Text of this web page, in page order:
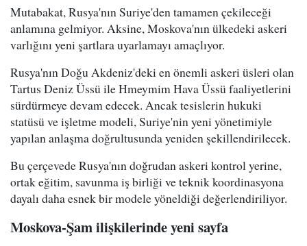
Mutabakat, Rusya'nın Suriye'den tamamen çekileceği
anlamına gelmiyor. Aksine, Moskova'nın ülkedeki askeri
varlığını yeni şartlara uyarlamayı amaçlıyor.
Rusya'nın Doğu Akdeniz'deki en önemli askeri üsleri olan
Tartus Deniz Üssü ile Hmeymim Hava Üssü faaliyetlerini
sürdürmeye devam edecek. Ancak tesislerin hukuki
statüsü ve işletme modeli, Suriye'nin yeni yönetimiyle
yapılan anlaşma doğrultusunda yeniden şekillendirilecek.
Bu çerçevede Rusya'nın doğrudan askeri kontrol yerine,
ortak eğitim, savunma iş birliği ve teknik koordinasyona
dayalı daha esnek bir modele yöneldiği değerlendiriliyor.
Moskova-Şam ilişkilerinde yeni sayfa